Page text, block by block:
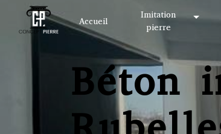
Accueil
Imitation
pierre
Béton imprimé personnalisé
Panneau de gestion des cookies